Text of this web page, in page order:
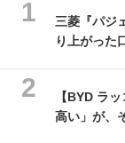
三菱『パジ
り上がった
【BYD ラ
高い」が、